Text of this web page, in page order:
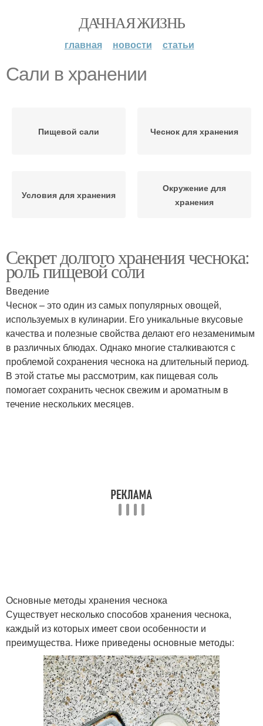
ДАЧНАЯ ЖИЗНЬ
главная новости статьи
Сали в хранении
Пищевой сали Чеснок для хранения
Условия для хранения
Окружение для
хранения
Секрет долгого хранения чеснока:
роль пищевой соли
Введение
Чеснок – это один из самых популярных овощей,
используемых в кулинарии. Его уникальные вкусовые
качества и полезные свойства делают его незаменимым
в различных блюдах. Однако многие сталкиваются с
проблемой сохранения чеснока на длительный период.
В этой статье мы рассмотрим, как пищевая соль
помогает сохранить чеснок свежим и ароматным в
течение нескольких месяцев.
Основные методы хранения чеснока
Существует несколько способов хранения чеснока,
каждый из которых имеет свои особенности и
преимущества. Ниже приведены основные методы: